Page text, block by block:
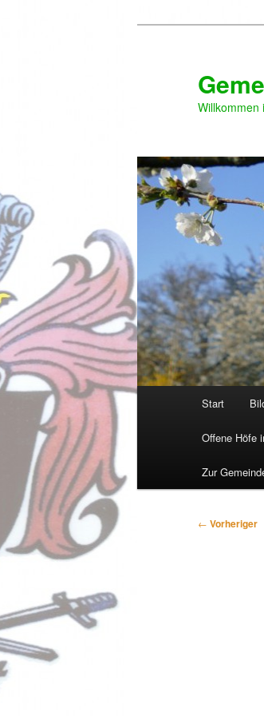
Willkommen
Start
Offene Höfe
Zur
← Vorheriger